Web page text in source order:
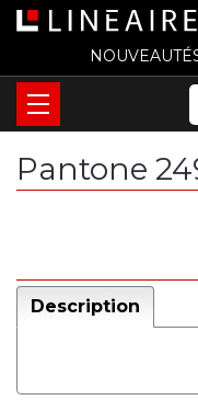
Pantone
Description